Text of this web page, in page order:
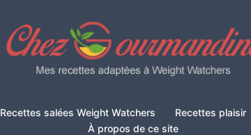
Recettes salées Weight Watchers Recettes plaisir
À propos de ce site